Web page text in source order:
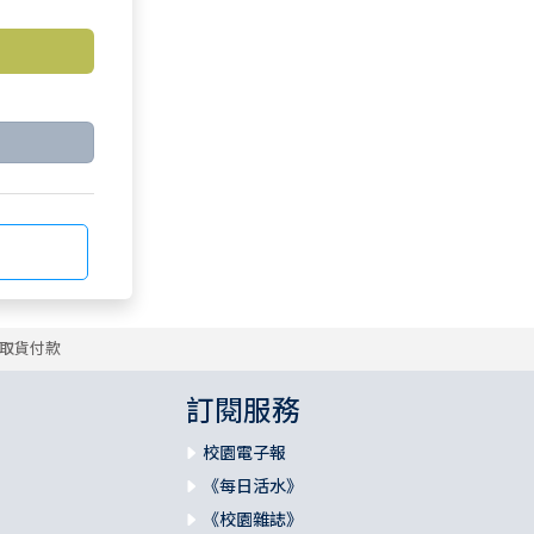
貨付款
訂閱服務
校園電子報
《每日活水》
《校園雜誌》